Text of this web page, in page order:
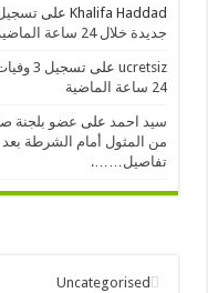
Khalifa Haddad على
جديدة خلال 24 ساعة الماضية
ucretsiz على
24 ساعة الماضية
سيد احمد على عضو بلجنة
من المثول أمام الشرطة
تفاصيل…….
Uncategorised